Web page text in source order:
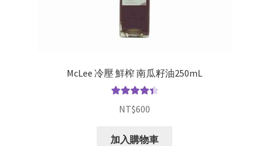
McLee 冷壓 鮮榨 南瓜籽油250mL
滿分 5
NT$600
加入購物車